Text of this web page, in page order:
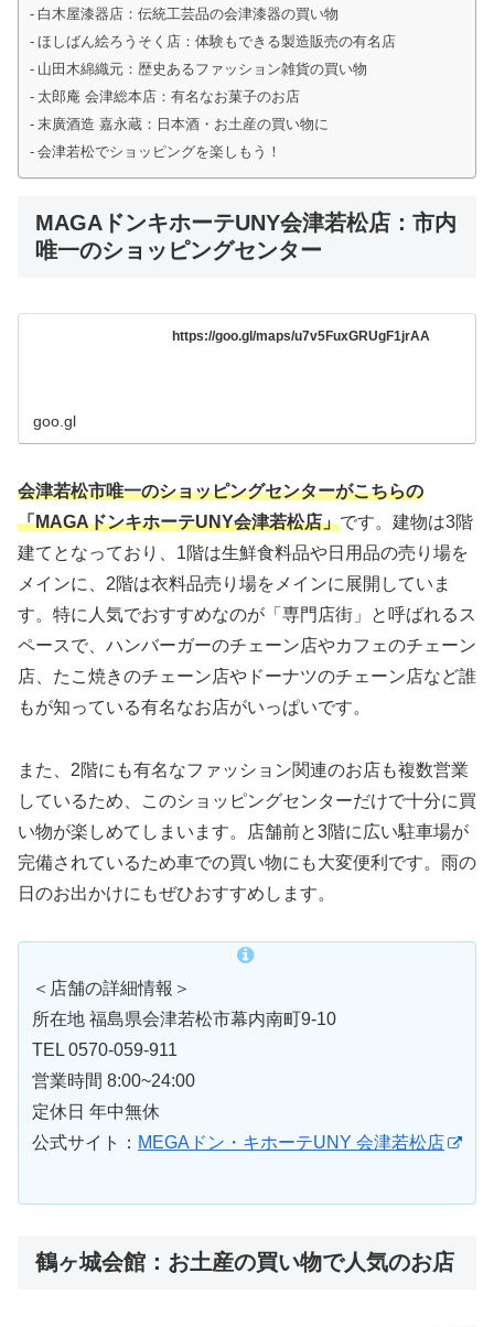
白木屋漆器店：伝統工芸品の会津漆器の買い物
ほしばん絵ろうそく店：体験もできる製造販売の有名店
山田木綿織元：歴史あるファッション雑貨の買い物
太郎庵 会津総本店：有名なお菓子のお店
末廣酒造 嘉永蔵：日本酒・お土産の買い物に
会津若松でショッピングを楽しもう！
MAGAドンキホーテUNY会津若松店：市内
唯一のショッピングセンター
https://goo.gl/maps/u7v5FuxGRUgF1jrAA
goo.gl
会津若松市唯一のショッピングセンターがこちらの
「MAGAドンキホーテUNY会津若松店」です。建物は3階
建てとなっており、1階は生鮮食料品や日用品の売り場を
メインに、2階は衣料品売り場をメインに展開していま
す。特に人気でおすすめなのが「専門店街」と呼ばれるス
ペースで、ハンバーガーのチェーン店やカフェのチェーン
店、たこ焼きのチェーン店やドーナツのチェーン店など誰
もが知っている有名なお店がいっぱいです。
また、2階にも有名なファッション関連のお店も複数営業
しているため、このショッピングセンターだけで十分に買
い物が楽しめてしまいます。店舗前と3階に広い駐車場が
完備されているため車での買い物にも大変便利です。雨の
日のお出かけにもぜひおすすめします。
＜店舗の詳細情報＞
所在地 福島県会津若松市幕内南町9-10
TEL 0570-059-911
営業時間 8:00~24:00
定休日 年中無休
公式サイト： MEGAドン・キホーテUNY 会津若松店
鶴ヶ城会館：お土産の買い物で人気のお店